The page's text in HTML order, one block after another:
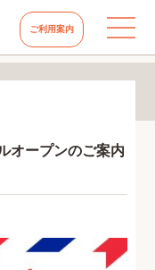
ご利用案内
オープンのご案内